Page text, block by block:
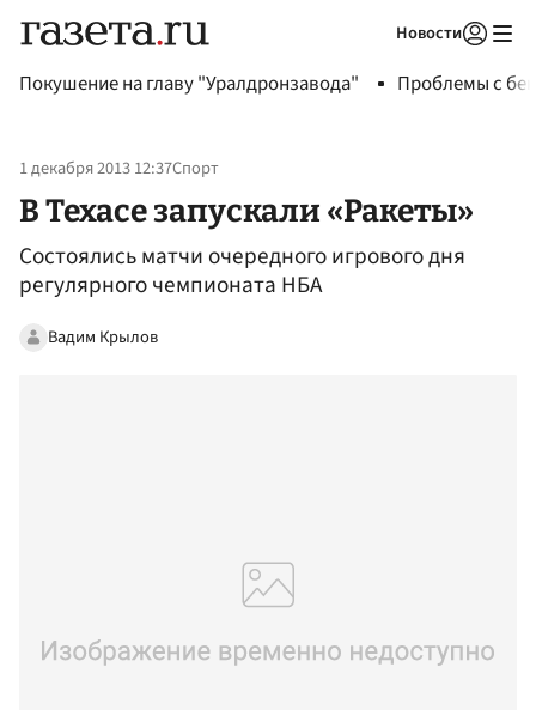
Новости
Покушение на главу "Уралдронзавода" Проблемы с
1 декабря 2013 12:37Спорт
В Техасе запускали «Ракеты»
Состоялись матчи очередного игрового дня
регулярного чемпионата НБА
Вадим Крылов